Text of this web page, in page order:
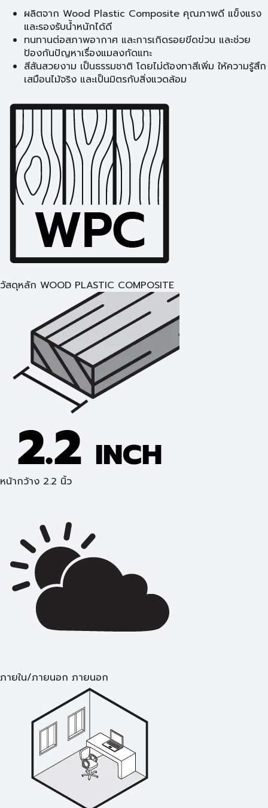
ผลิตจาก Wood Plastic Composite คุณภาพดี แข็งแรง
และรองรับน้ำหนักได้ดี
ทนทานต่อสภาพอากาศ และการเกิดรอยขีดข่วน และช่วย
ป้องกันปัญหาเรื่องแมลงกัดแทะ
สีสันสวยงาม เป็นธรรมชาติ โดยไม่ต้องทาสีเพิ่ม ให้ความรู้สึก
เสมือนไม้จริง และเป็นมิตรกับสิ่งแวดล้อม
วัสดุหลัก WOOD PLASTIC COMPOSITE
หน้ากว้าง 2.2 นิ้ว
ภายใน/ภายนอก ภายนอก